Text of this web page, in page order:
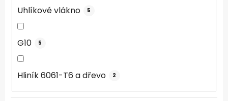
Uhlíkové vlákno 5
G10 5
Hliník 6061-T6 a dřevo 2